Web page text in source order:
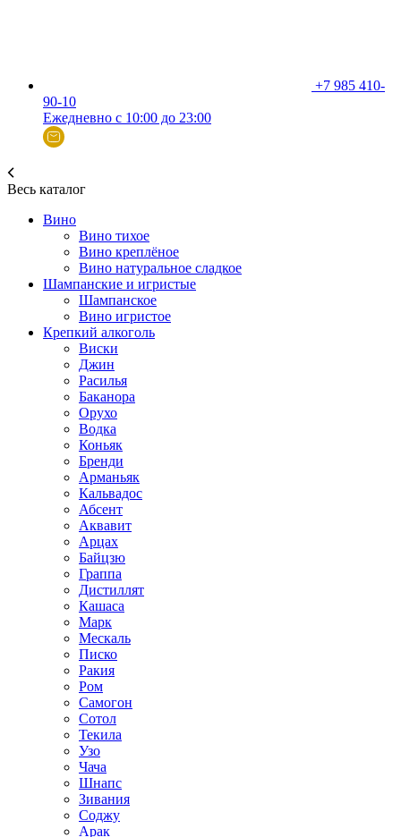
+7 985 410-
90-10
Ежедневно с 10:00 до 23:00
Весь каталог
Вино
Вино тихое
Вино креплёное
Вино натуральное сладкое
Шампанские и игристые
Шампанское
Вино игристое
Крепкий алкоголь
Виски
Джин
Расилья
Баканора
Орухо
Водка
Коньяк
Бренди
Арманьяк
Кальвадос
Абсент
Аквавит
Арцах
Байцзю
Граппа
Дистиллят
Кашаса
Марк
Мескаль
Писко
Ракия
Ром
Самогон
Сотол
Текила
Узо
Чача
Шнапс
Зивания
Соджу
Арак